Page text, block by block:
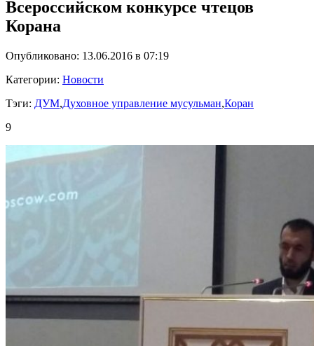
Всероссийском конкурсе чтецов
Корана
Опубликовано: 13.06.2016 в 07:19
Категории: Новости
Тэги: ДУМ,Духовное управление мусульман,Коран
9